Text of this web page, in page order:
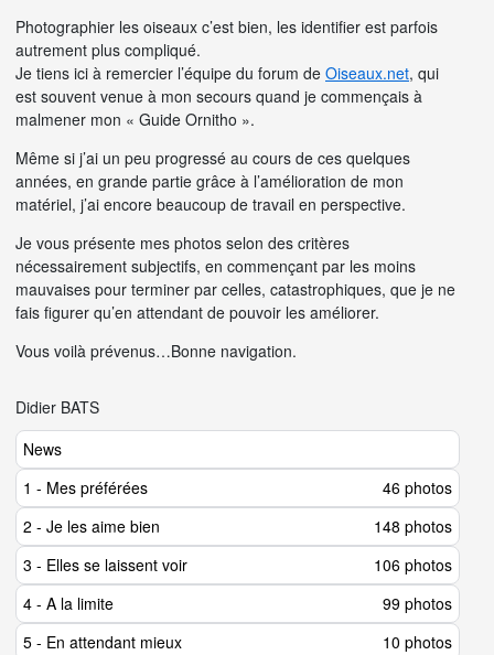
Photographier les oiseaux c’est bien, les identifier est parfois
autrement plus compliqué.
Je tiens ici à remercier l’équipe du forum de Oiseaux.net, qui
est souvent venue à mon secours quand je commençais à
malmener mon « Guide Ornitho ».
Même si j’ai un peu progressé au cours de ces quelques
années, en grande partie grâce à l’amélioration de mon
matériel, j’ai encore beaucoup de travail en perspective.
Je vous présente mes photos selon des critères
nécessairement subjectifs, en commençant par les moins
mauvaises pour terminer par celles, catastrophiques, que je ne
fais figurer qu’en attendant de pouvoir les améliorer.
Vous voilà prévenus…Bonne navigation.
Didier BATS
News
1 - Mes préférées
46 photos
2 - Je les aime bien
148 photos
3 - Elles se laissent voir
106 photos
4 - A la limite
99 photos
5 - En attendant mieux
10 photos